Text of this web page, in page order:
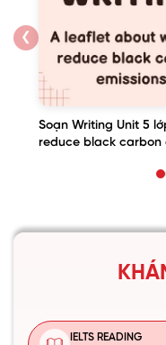
❮
Soạn Writing Unit 5
reduce black carbon
IELTS READING